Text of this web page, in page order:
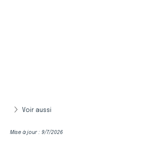
Voir aussi
Mise à jour : 9/7/2026